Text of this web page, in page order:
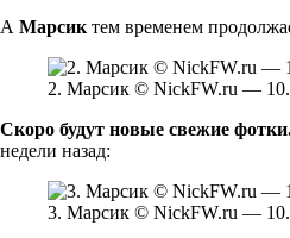
А Марсик тем временем
2. Марсик © NickFW.ru —
Скоро будут новые свежие
недели назад:
3. Марсик © NickFW.ru —